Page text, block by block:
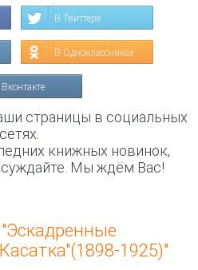
В Твиттере
В Одноклассниках
страницы в социальных
сетях.
книжных новинок,
Мы ждём Вас!
1925)"